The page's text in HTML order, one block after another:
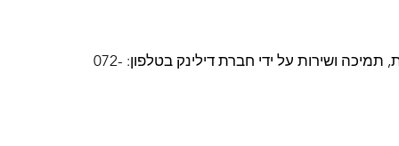
שנתיים אחריות, תמיכה ושירות על ידי חברת דילינק בטלפון: 072-